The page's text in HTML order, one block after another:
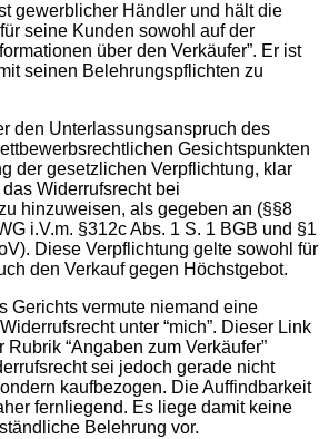
gewerblicher Händler und hält die
seine Kunden sowohl auf der
über den Verkäufer”. Er ist
seinen Belehrungspflichten zu
den Unterlassungsanspruch des
Gesichtspunkten
der gesetzlichen Verpflichtung, klar
Widerrufsrecht bei
hinzuweisen, als gegeben an (§§8
i.V.m. §312c Abs. 1 S. 1 BGB und §1
Diese Verpflichtung gelte sowohl für
den Verkauf gegen Höchstgebot.
Gerichts vermute niemand eine
unter “mich”. Dieser Link
“Angaben zum Verkäufer”
sei jedoch gerade nicht
kaufbezogen. Die Auffindbarkeit
fernliegend. Es liege damit keine
Belehrung vor.